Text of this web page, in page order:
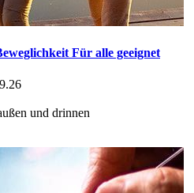
Für alle geeignet
und drinnen